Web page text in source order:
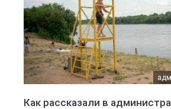
Как рассказали в